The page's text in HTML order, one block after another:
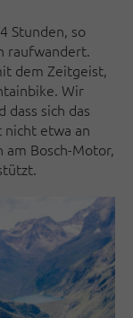
Stunden, so
raufwandert.
dem Zeitgeist,
Wir
sich das
etwa an
am Bosch-Motor,